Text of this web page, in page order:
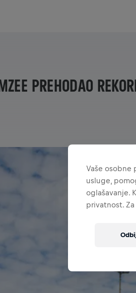
PREHODAO
Vaše osobne
usluge,
oglašavanje.
privatnost.